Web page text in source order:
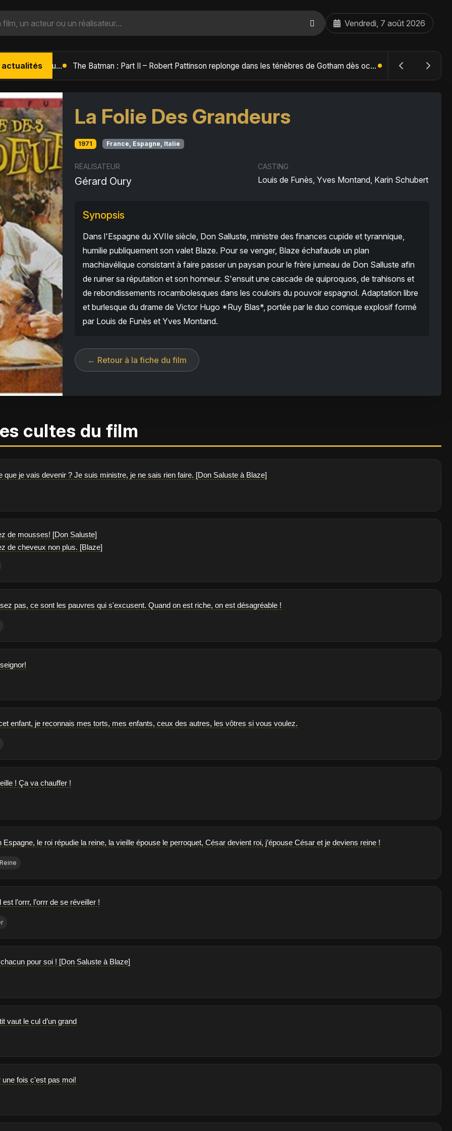
Vendredi, 7 août 2026
actualités L'Âge de Glace : Le Réveil du Volcan – Manny, Sid et Diego de retour pour une aventure explosive The Batman : Part II – Robert Pattinson replonge dans les ténèbres de Gotham dès octobre 2027
La Folie Des Grandeurs
1971 France, Espagne, Italie
RÉALISATEUR
Gérard Oury
CASTING
Louis de Funès, Yves Montand, Karin Schubert
Synopsis
Dans l'Espagne du XVIIe siècle, Don Salluste, ministre des finances cupide et tyrannique,
humilie publiquement son valet Blaze. Pour se venger, Blaze échafaude un plan
machiavélique consistant à faire passer un paysan pour le frère jumeau de Don Salluste afin
de ruiner sa réputation et son honneur. S'ensuit une cascade de quiproquos, de trahisons et
de rebondissements rocambolesques dans les couloirs du pouvoir espagnol. Adaptation libre
et burlesque du drame de Victor Hugo *Ruy Blas*, portée par le duo comique explosif formé
par Louis de Funès et Yves Montand.
← Retour à la fiche du film
cultes du film
que je vais devenir ? Je suis ministre, je ne sais rien faire. [Don Saluste à Blaze]
de mousses! [Don Saluste]
de cheveux non plus. [Blaze]
pas, ce sont les pauvres qui s'excusent. Quand on est riche, on est désagréable !
enfant, je reconnais mes torts, mes enfants, ceux des autres, les vôtres si vous voulez.
! Ça va chauffer !
Espagne, le roi répudie la reine, la vieille épouse le perroquet, César devient roi, j’épouse César et je deviens reine !
Reine
l’orrr, l’orrr de se réveiller !
pour soi ! [Don Saluste à Blaze]
vaut le cul d’un grand
une fois c'est pas moi!